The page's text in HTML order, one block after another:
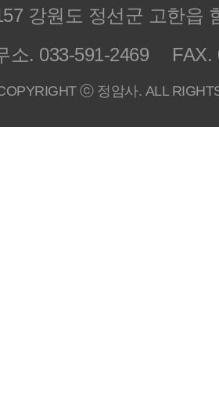
강원도 정선군 고한읍
소. 033-591-2469
FAX.
ⓒ 정암사. ALL